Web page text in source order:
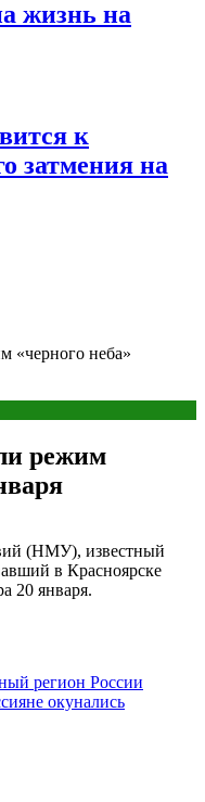
жизнь на
к
затмения на
«черного неба»
режим
(НМУ), известный
в Красноярске
20 января.
регион России
окунались